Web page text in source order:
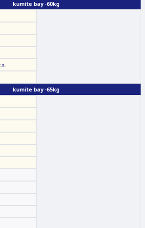
kumite bay -60kg
kumite bay -65kg